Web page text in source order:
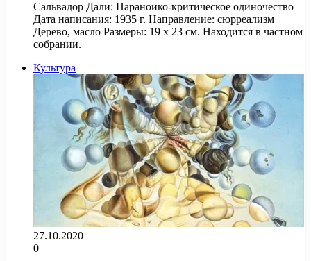
Сальвадор Дали: Параноико-критическое одиночество
Дата написания: 1935 г. Направление: сюрреализм
Дерево, масло Размеры: 19 x 23 см. Находится в частном
собрании.
Культура
27.10.2020
0